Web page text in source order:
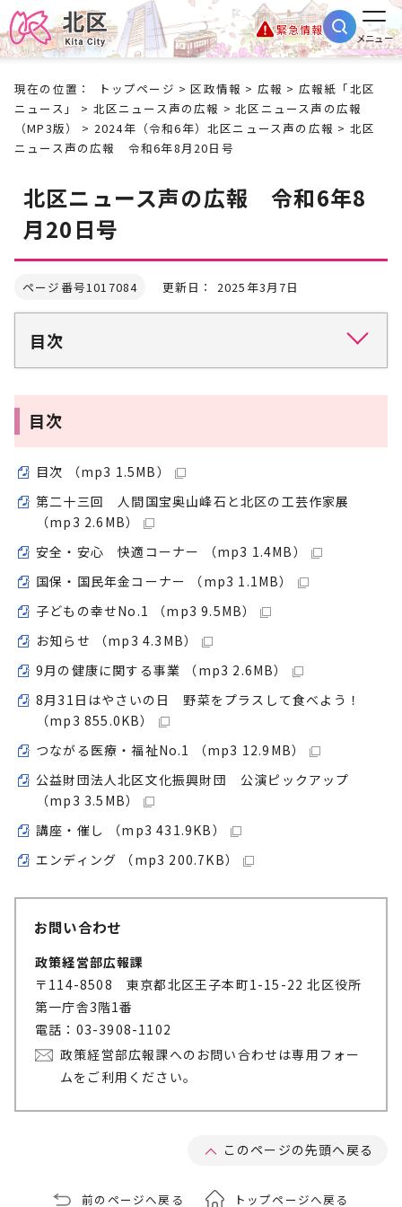
緊急情報
メニュー
現在の位置： トップページ >区政情報 > 広報 > 広報紙「北区
ニュース」
> 北区ニュース声の広報 >北区ニュース声の広報
（MP3版）
> 2024年（令和6年）北区ニュース声の広報 > 北区
ニュース声の広報 令和6年8月20日号
北区ニュース声の広報 令和6年8
月20日号
ページ番号1017084 更新日： 2025年3月7日
目次
目次
目次 （mp3 1.5MB）
第二十三回 人間国宝奥山峰石と北区の工芸作家展
（mp3 2.6MB）
安全・安心 快適コーナー （mp3 1.4MB）
国保・国民年金コーナー （mp3 1.1MB）
子どもの幸せNo.1 （mp3 9.5MB）
お知らせ （mp3 4.3MB）
9月の健康に関する事業 （mp3 2.6MB）
8月31日はやさいの日 野菜をプラスして食べよう！
（mp3 855.0KB）
つながる医療・福祉No.1 （mp3 12.9MB）
公益財団法人北区文化振興財団 公演ピックアップ
（mp3 3.5MB）
講座・催し （mp3 431.9KB）
エンディング （mp3 200.7KB）
お問い合わせ
政策経営部広報課
〒114-8508 東京都北区王子本町1-15-22 北区役所
第一庁舎3階1番
電話：03-3908-1102
政策経営部広報課へのお問い合わせは専用フォー
ムをご利用ください。
このページの先頭へ戻る
前のページへ戻る トップページへ戻る